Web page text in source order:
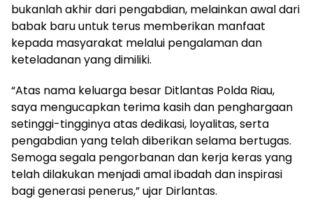
bukanlah akhir dari pengabdian, melainkan awal dari
babak baru untuk terus memberikan manfaat
kepada masyarakat melalui pengalaman dan
keteladanan yang dimiliki.
“Atas nama keluarga besar Ditlantas Polda Riau,
saya mengucapkan terima kasih dan penghargaan
setinggi-tingginya atas dedikasi, loyalitas, serta
pengabdian yang telah diberikan selama bertugas.
Semoga segala pengorbanan dan kerja keras yang
telah dilakukan menjadi amal ibadah dan inspirasi
bagi generasi penerus,” ujar Dirlantas.